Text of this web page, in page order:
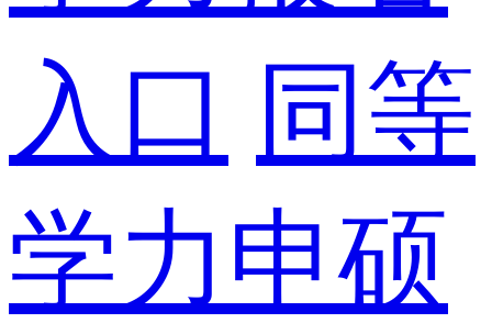
入口 同等
学力申硕